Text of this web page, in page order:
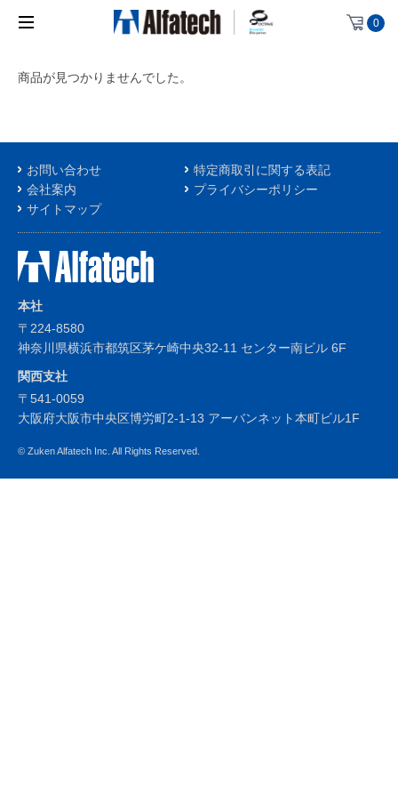
0
商品が見つかりませんでした。
お問い合わせ
特定商取引に関する表記
会社案内
プライバシーポリシー
サイトマップ
本社
〒224-8580
神奈川県横浜市都筑区茅ケ崎中央32-11 センター南ビル 6F
関西支社
〒541-0059
大阪府大阪市中央区博労町2-1-13 アーバンネット本町ビル1F
© Zuken Alfatech Inc. All Rights Reserved.